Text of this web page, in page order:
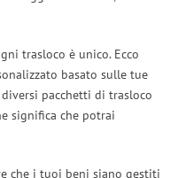
trasloco è unico. Ecco
basato sulle tue
pacchetti di trasloco
significa che potrai
che i tuoi beni siano gestiti